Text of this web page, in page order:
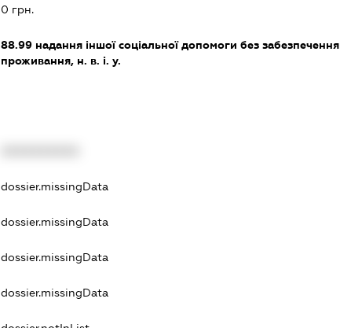
0 грн.
88.99надання іншої соціальної допомоги без забезпечення
проживання, н. в. і. у.
dossier.missingData
dossier.missingData
dossier.missingData
dossier.missingData